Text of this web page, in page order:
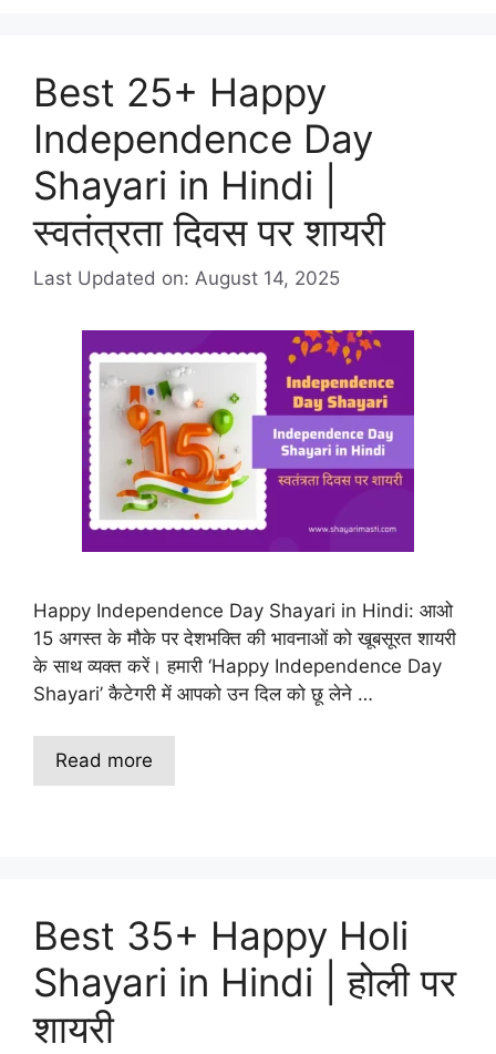
Best 25+ Happy
Independence Day
Shayari in Hindi |
स्वतंत्रता दिवस पर शायरी
Last Updated on: August 14, 2025
Happy Independence Day Shayari in Hindi: आओ
15 अगस्त के मौके पर देशभक्ति की भावनाओं को खूबसूरत शायरी
के साथ व्यक्त करें। हमारी ‘Happy Independence Day
Shayari’ कैटेगरी में आपको उन दिल को छू लेने …
Read more
Best 35+ Happy Holi
Shayari in Hindi | होली पर
शायरी